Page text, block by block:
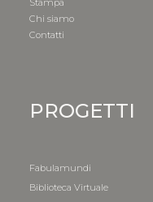
Stampa
Chi siamo
Contatti
PROGETTI
Fabulamundi
Biblioteca Virtuale